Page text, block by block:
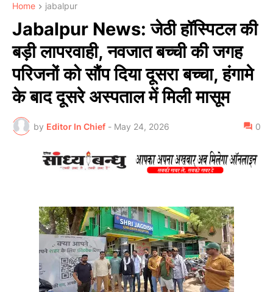
Home jabalpur
Jabalpur News: जेठी हॉस्पिटल की
बड़ी लापरवाही, नवजात बच्ची की जगह
परिजनों को सौंप दिया दूसरा बच्चा, हंगामे
के बाद दूसरे अस्पताल में मिली मासूम
by Editor In Chief - May 24, 2026 0